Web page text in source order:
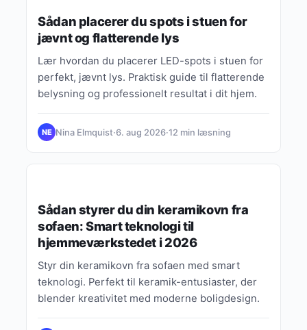
Sådan placerer du spots i stuen for
jævnt og flatterende lys
Lær hvordan du placerer LED-spots i stuen for
perfekt, jævnt lys. Praktisk guide til flatterende
belysning og professionelt resultat i dit hjem.
NE Nina Elmquist·6. aug 2026·12 min læsning
Sådan styrer du din keramikovn fra
sofaen: Smart teknologi til
hjemmeværkstedet i 2026
Styr din keramikovn fra sofaen med smart
teknologi. Perfekt til keramik-entusiaster, der
blender kreativitet med moderne boligdesign.